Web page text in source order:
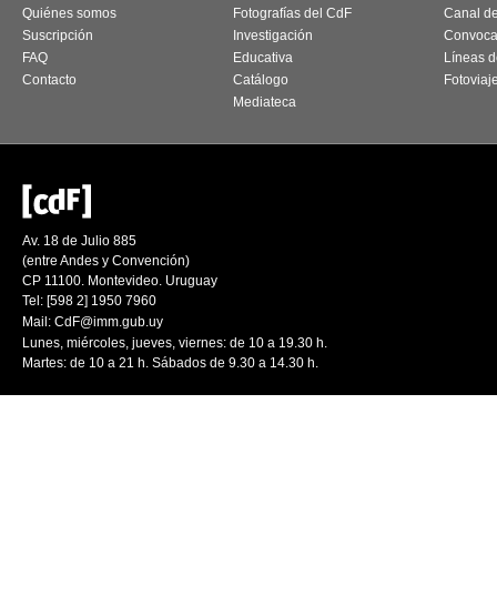
Quiénes somos
Suscripción
FAQ
Contacto
Fotografías del CdF
Investigación
Educativa
Catálogo
Mediateca
Canal
Líneas
Av. 18 de Julio 885
(entre Andes y Convención)
CP 11100. Montevideo. Uruguay
Tel: [598 2] 1950 7960
Mail: CdF@imm.gub.uy
Lunes, miércoles, jueves, viernes: de 10 a 19.30 h.
Martes: de 10 a 21 h. Sábados de 9.30 a 14.30 h.